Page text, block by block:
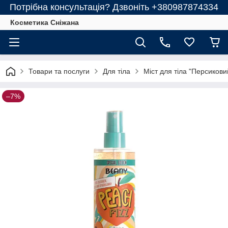
Потрібна консультація? Дзвоніть +380987874334
Косметика Сніжана
Товари та послуги Для тіла Міст для тіла
–7%